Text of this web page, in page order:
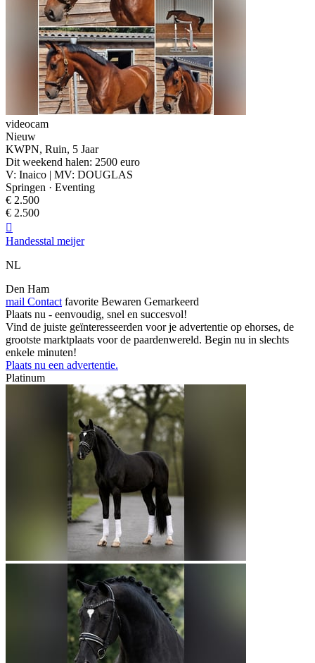
videocam
Nieuw
KWPN, Ruin, 5 Jaar
Dit weekend halen: 2500 euro
V: Inaico | MV: DOUGLAS
Springen · Eventing
€ 2.500
€ 2.500

Handesstal meijer
NL
Den Ham
mail Contact favorite Bewaren Gemarkeerd
Plaats nu - eenvoudig, snel en succesvol!
Vind de juiste geïnteresseerden voor je advertentie op ehorses, de
grootste marktplaats voor de paardenwereld. Begin nu in slechts
enkele minuten!
Plaats nu een advertentie.
Platinum